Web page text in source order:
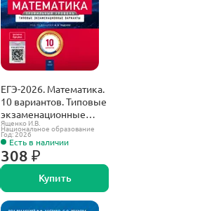
ЕГЭ-2026. Математика.
10 вариантов. Типовые
экзаменационные
варианты. ФИПИ.
Профильный.
Ященко И.В.
Национальное образование
Год: 2026
Есть в наличии
308 ₽
Купить